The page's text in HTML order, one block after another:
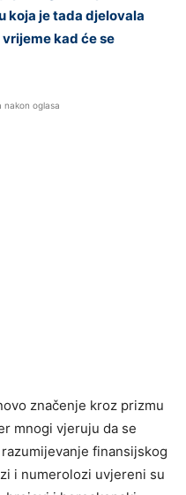
koja je tada djelovala
kad će se
nakon oglasa
značenje kroz prizmu
mnogi vjeruju da se
finansijskog
i numerolozi uvjereni su